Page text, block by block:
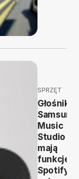
SPRZĘT
Głośniki
Samsung
Music
Studio -
mają
funkcję
Spotify